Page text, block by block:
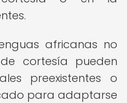
africanas no
cortesía pueden
preexistentes o
para adaptarse